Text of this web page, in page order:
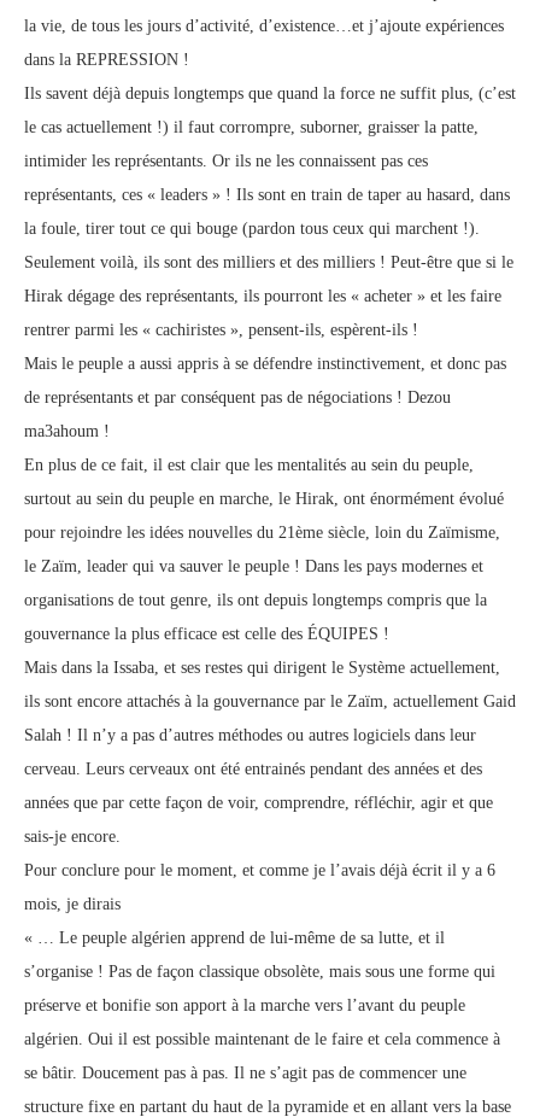
la vie, de tous les jours d’activité, d’existence…et j’ajoute expériences
dans la REPRESSION !
Ils savent déjà depuis longtemps que quand la force ne suffit plus, (c’est
le cas actuellement !) il faut corrompre, suborner, graisser la patte,
intimider les représentants. Or ils ne les connaissent pas ces
représentants, ces « leaders » ! Ils sont en train de taper au hasard, dans
la foule, tirer tout ce qui bouge (pardon tous ceux qui marchent !).
Seulement voilà, ils sont des milliers et des milliers ! Peut-être que si le
Hirak dégage des représentants, ils pourront les « acheter » et les faire
rentrer parmi les « cachiristes », pensent-ils, espèrent-ils !
Mais le peuple a aussi appris à se défendre instinctivement, et donc pas
de représentants et par conséquent pas de négociations ! Dezou
ma3ahoum !
En plus de ce fait, il est clair que les mentalités au sein du peuple,
surtout au sein du peuple en marche, le Hirak, ont énormément évolué
pour rejoindre les idées nouvelles du 21ème siècle, loin du Zaïmisme,
le Zaïm, leader qui va sauver le peuple ! Dans les pays modernes et
organisations de tout genre, ils ont depuis longtemps compris que la
gouvernance la plus efficace est celle des ÉQUIPES !
Mais dans la Issaba, et ses restes qui dirigent le Système actuellement,
ils sont encore attachés à la gouvernance par le Zaïm, actuellement Gaid
Salah ! Il n’y a pas d’autres méthodes ou autres logiciels dans leur
cerveau. Leurs cerveaux ont été entrainés pendant des années et des
années que par cette façon de voir, comprendre, réfléchir, agir et que
sais-je encore.
Pour conclure pour le moment, et comme je l’avais déjà écrit il y a 6
mois, je dirais
« … Le peuple algérien apprend de lui-même de sa lutte, et il
s’organise ! Pas de façon classique obsolète, mais sous une forme qui
préserve et bonifie son apport à la marche vers l’avant du peuple
algérien. Oui il est possible maintenant de le faire et cela commence à
se bâtir. Doucement pas à pas. Il ne s’agit pas de commencer une
structure fixe en partant du haut de la pyramide et en allant vers la base